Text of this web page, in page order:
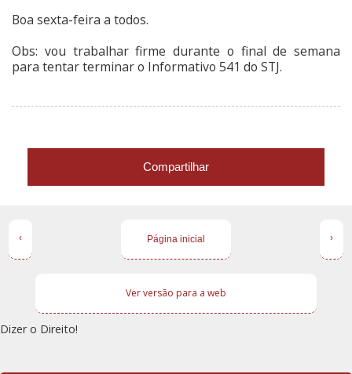
Boa sexta-feira a todos.
Obs: vou trabalhar firme durante o final de semana
para tentar terminar o Informativo 541 do STJ.
Compartilhar
‹ ›
Página inicial
Ver versão para a web
Dizer o Direito!